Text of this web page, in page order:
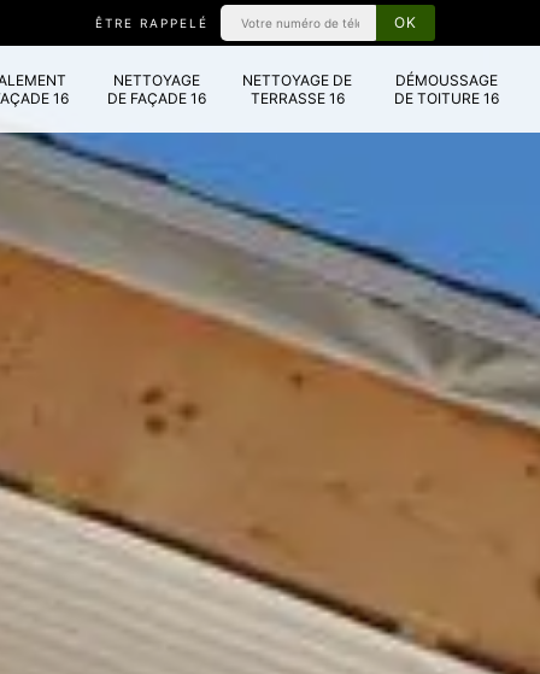
ÊTRE RAPPELÉ
16
NETTOYAGE
DE FAÇADE 16
NETTOYAGE DE
TERRASSE 16
DÉMOUSSAGE
DE TOITURE 16